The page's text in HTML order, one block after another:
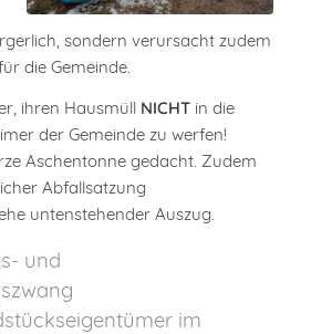
sondern verursacht zudem
die Gemeinde.
ihren Hausmüll NICHTin die
der Gemeinde zu werfen!
Aschentonne gedacht. Zudem
Abfallsatzung
untenstehender Auszug.
und
im